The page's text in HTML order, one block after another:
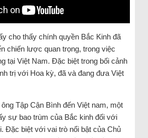
cho thấy chính quyền Bắc Kinh đã
chiến lược quan trọng, trong việc
tại Việt Nam. Đặc biệt trong bối cảnh
trị với Hoa kỳ, đã và đang đưa Việt
Tập Cận Bình đến Việt nam, một
sự bao trùm của Bắc kinh đối với
Đặc biệt với vai trò nổi bật của Chủ